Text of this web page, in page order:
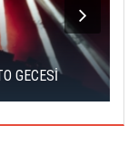
GECESİ